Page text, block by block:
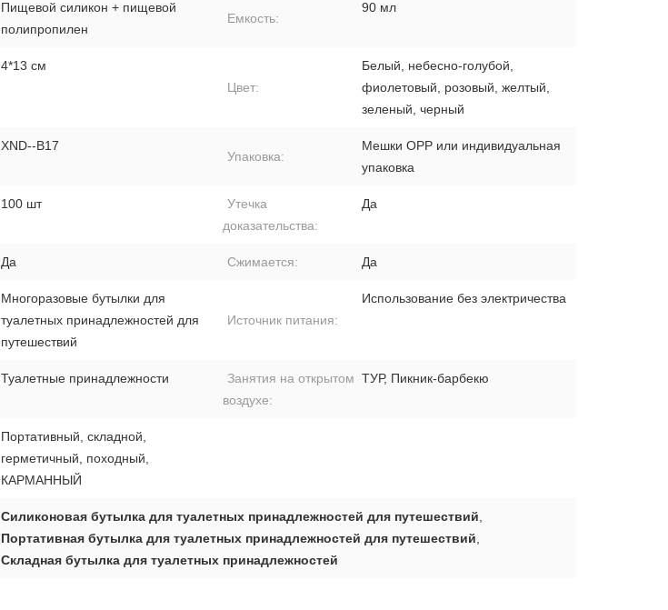
Пищевой силикон + пищевой
полипропилен
Емкость:
90 мл
4*13 см
Цвет:
Белый, небесно-голубой,
фиолетовый, розовый, желтый,
зеленый, черный
XND--B17
Упаковка:
Мешки OPP или индивидуальная
упаковка
100 шт
Утечка
доказательства:
Да
Да Сжимается: Да
Многоразовые бутылки для
туалетных принадлежностей для
путешествий
Источник питания:
Использование без электричества
Туалетные принадлежности
Занятия на открытом
воздухе:
ТУР, Пикник-барбекю
Портативный, складной,
герметичный, походный,
КАРМАННЫЙ
Силиконовая бутылка для туалетных принадлежностей для путешествий
Портативная бутылка для туалетных принадлежностей для путешествий
Складная бутылка для туалетных принадлежностей